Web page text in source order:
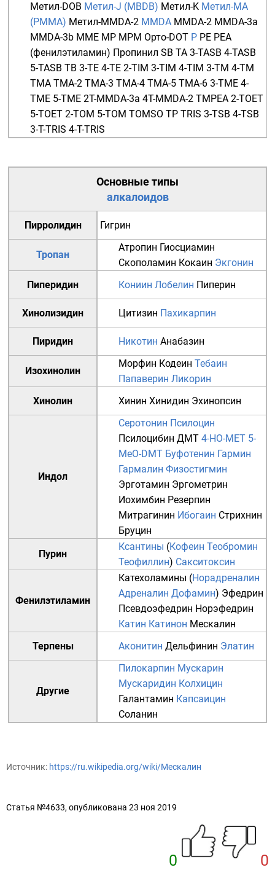
Метил-DOB Метил-J (MBDB) Метил-K Метил-MA
(PMMA) Метил-MMDA-2 MMDA MMDA-2 MMDA-3a
MMDA-3b MME MP MPM Орто-DOT P PE PEA
(фенилэтиламин) Пропинил SB TA 3-TASB 4-TASB
5-TASB TB 3-TE 4-TE 2-TIM 3-TIM 4-TIM 3-TM 4-TM
TMA TMA-2 TMA-3 TMA-4 TMA-5 TMA-6 3-TME 4-
TME 5-TME 2T-MMDA-3a 4T-MMDA-2 TMPEA 2-TOET
5-TOET 2-TOM 5-TOM TOMSO TP TRIS 3-TSB 4-TSB
3-T-TRIS 4-T-TRIS
Основные типы
алкалоидов
Пирролидин Гигрин
Тропан
Атропин Гиосциамин
Скополамин Кокаин Экгонин
Пиперидин
Кониин Лобелин Пиперин
Хинолизидин Цитизин Пахикарпин
Пиридин Никотин Анабазин
Изохинолин
Морфин Кодеин Тебаин
Папаверин Ликорин
Хинолин
Хинин Хинидин Эхинопсин
Индол
Серотонин Псилоцин
Псилоцибин ДМТ 4-HO-MET 5-
MeO-DMT Буфотенин Гармин
Гармалин Физостигмин
Эрготамин Эргометрин
Иохимбин Резерпин
Митрагинин Ибогаин Стрихнин
Бруцин
Пурин
Ксантины (Кофеин Теобромин
Теофиллин) Сакситоксин
Фенилэтиламин
Катехоламины (Норадреналин
Адреналин Дофамин) Эфедрин
Псевдоэфедрин Норэфедрин
Катин Катинон Мескалин
Терпены
Аконитин Дельфинин Элатин
Другие
Пилокарпин Мускарин
Мускаридин Колхицин
Галантамин Капсаицин
Соланин
Источник: https://ru.wikipedia.org/wiki/Мескалин
Статья №4633, опубликована 23 ноя 2019
0 0